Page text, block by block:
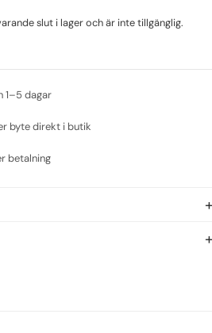
slut i lager och är inte tillgänglig.
1–5 dagar
byte direkt i butik
betalning